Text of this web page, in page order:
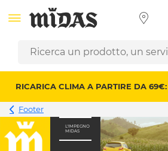
RICARICA CLIMA A PARTIRE DA 69€:
Footer
L'IMPEGNO
MIDAS